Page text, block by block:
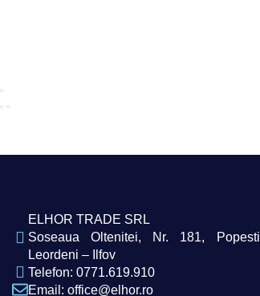
ELHOR TRADE SRL
Soseaua Oltenitei, Nr. 181, Popesti
Leordeni – Ilfov
Telefon: 0771.619.910
Email: office@elhor.ro